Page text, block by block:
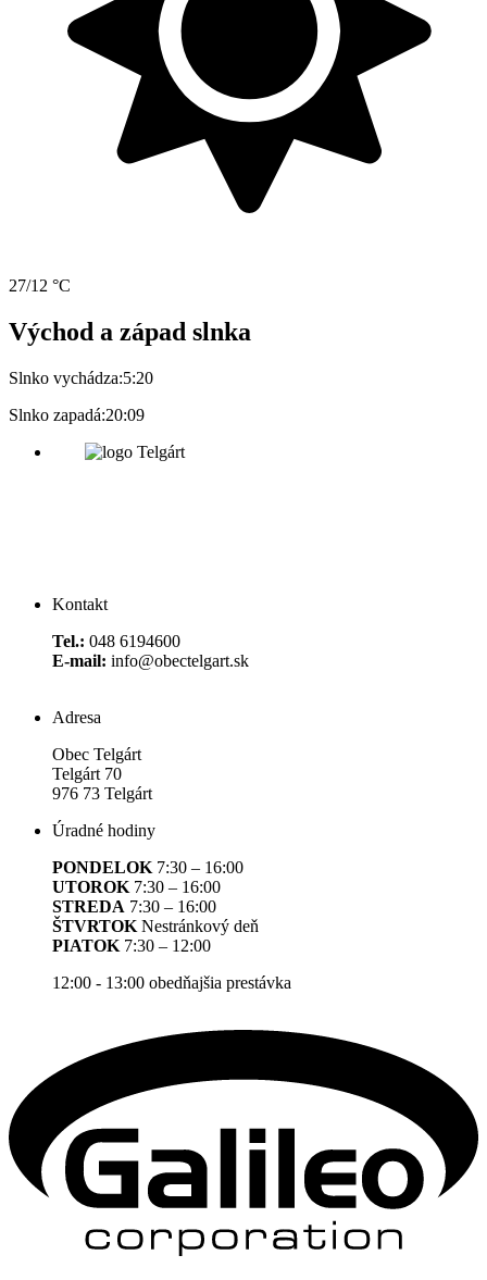
27/12 °C
Východ a západ slnka
Slnko vychádza:5:20
Slnko zapadá:20:09
Kontakt
Tel.: 048 6194600
E-mail: info@obectelgart.sk
Adresa
Obec Telgárt
Telgárt 70
976 73 Telgárt
Úradné hodiny
PONDELOK 7:30 – 16:00
UTOROK 7:30 – 16:00
STREDA 7:30 – 16:00
ŠTVRTOK Nestránkový deň
PIATOK 7:30 – 12:00
12:00 - 13:00 obedňajšia prestávka